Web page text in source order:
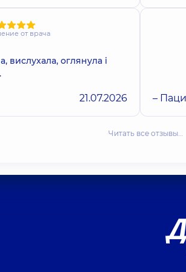
от врача
вислухала, оглянула і
21.07.2026 –
Читать все отзывы…